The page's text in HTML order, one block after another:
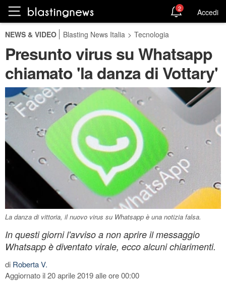
2 Accedi
NEWS & VIDEO Blasting News Italia > Tecnologia
Presunto virus su Whatsapp
chiamato 'la danza di Vottary'
La danza di vittoria, il nuovo virus su Whatsapp è una notizia falsa.
In questi giorni l'avviso a non aprire il messaggio
Whatsapp è diventato virale, ecco alcuni chiarimenti.
di Roberta V.
Aggiornato il 20 aprile 2019 alle ore 00:00